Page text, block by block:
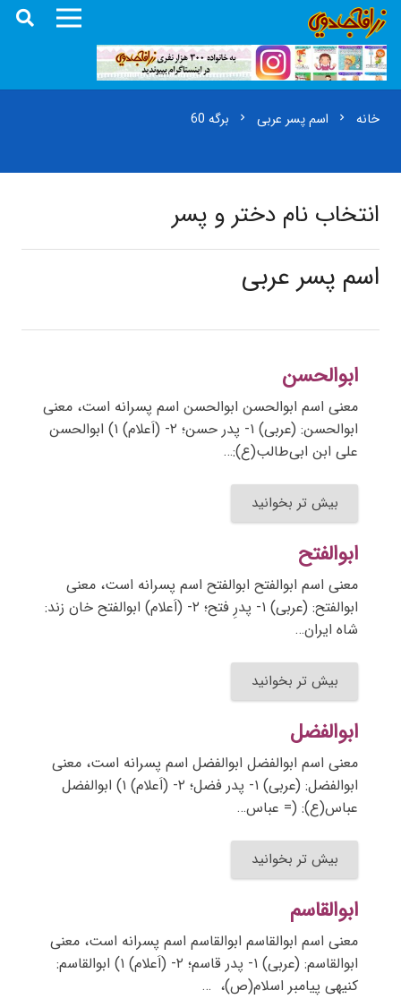
خانه chevron_right اسم پسر عربی chevron_right برگه 60
انتخاب نام دختر و پسر
اسم پسر عربی
ابوالحسن
معنی اسم ابوالحسن ابوالحسن اسم پسرانه است، معنی
ابوالحسن: (عربی) ۱- پدر حسن؛ ۲- (اَعلام) ۱) ابوالحسن‌
علی ابن ابی‌طالب(ع):…
بیش تر بخوانید
ابوالفتح
معنی اسم ابوالفتح ابوالفتح اسم پسرانه است، معنی
ابوالفتح: (عربی) ۱- پدرِ فتح؛ ۲- (اَعلام) ابوالفتح خان زند:
شاه ایران…
بیش تر بخوانید
ابوالفضل
معنی اسم ابوالفضل ابوالفضل اسم پسرانه است، معنی
ابوالفضل: (عربی) ۱- پدر فضل؛ ۲- (اَعلام) ۱) ابوالفضل
عباس(ع): (= عباس…
بیش تر بخوانید
ابوالقاسم
معنی اسم ابوالقاسم ابوالقاسم اسم پسرانه است، معنی
ابوالقاسم: (عربی) ۱- پدر قاسم؛ ۲- (اَعلام) ۱) ابوالقاسم:
کنیهی پیامبر اسلام(ص)، …